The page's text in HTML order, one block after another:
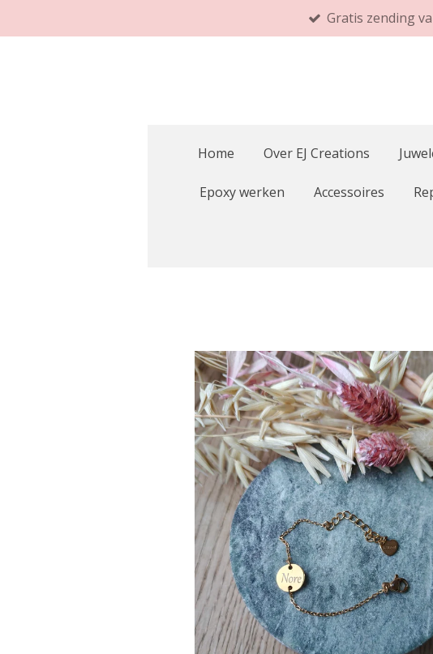
direct
Gratis zending
Home Over EJ Creations
Epoxy werken Accessoires